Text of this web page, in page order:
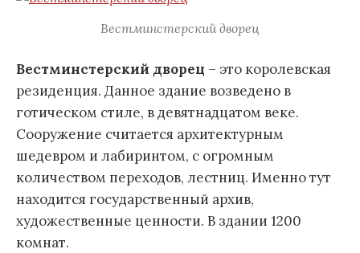
Вестминстерский дворец
Вестминстерский дворец – это королевская
резиденция. Данное здание возведено в
готическом стиле, в девятнадцатом веке.
Сооружение считается архитектурным
шедевром и лабиринтом, с огромным
количеством переходов, лестниц. Именно тут
находится государственный архив,
художественные ценности. В здании 1200
комнат.